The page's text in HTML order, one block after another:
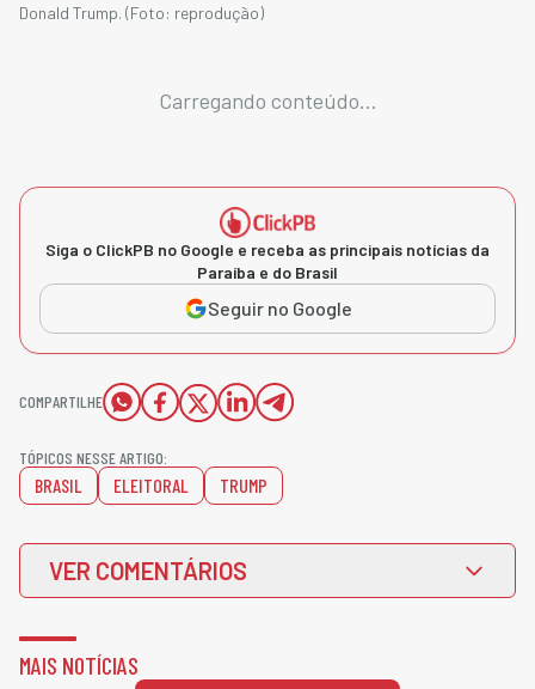
Donald Trump. (Foto: reprodução)
Carregando conteúdo...
Siga o ClickPB no Google e receba as principais notícias da
Paraíba e do Brasil
Seguir no Google
COMPARTILHE
TÓPICOS NESSE ARTIGO:
BRASIL ELEITORAL TRUMP
VER COMENTÁRIOS
MAIS NOTÍCIAS